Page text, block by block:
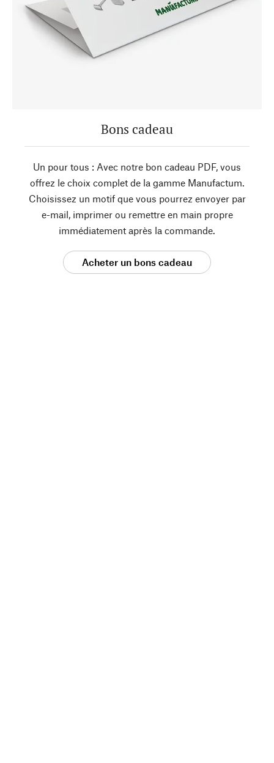
Bons cadeau
Un pour tous : Avec notre bon cadeau PDF, vous
offrez le choix complet de la gamme Manufactum.
Choisissez un motif que vous pourrez envoyer par
e-mail, imprimer ou remettre en main propre
immédiatement après la commande.
Acheter un bons cadeau